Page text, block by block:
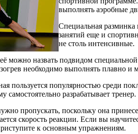
выполнять аэробные
Специальная разминка
занятий еще и
не столь интенсивные.
можно назвать подвидом
необходимо выполнять плавно
пользуется популярностью среди
самостоятельно разрабатывает тренер.
пропускать, поскольку она
скорость реакции. Если вы
к основным упражнениям.